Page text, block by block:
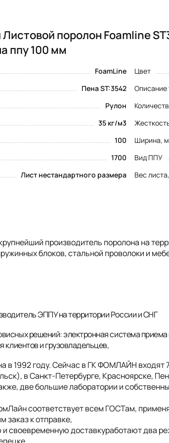
поролон Foamline
ппу 100 мм
FoamLine
Цвет
Пена ST:3542
Рулон
35 кг/м3
100
Ширина,
1700 Вид ППУ
Лист нестандартного размера Вес
производитель поролона на
блоков, стальной проволоки и
ЭППУ на территории России и СНГ
решений: электронная система
клиентов и грузовладельцев,
в 1992 году. Сейчас в ГК ФОМЛАЙН входят
в Санкт-Петербурге, Красноярске,
две большие лаборатории и
соответствует всем ГОСТам,
заказ к отправке,
своевременную доставкуработают два